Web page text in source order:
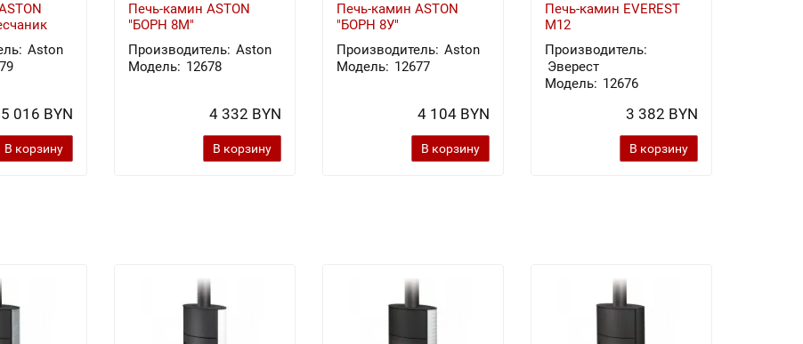
Aston
5 016 BYN
В корзину
Печь-камин ASTON
"БОРН 8М"
Производитель: Aston
Модель: 12678
4 332 BYN
В корзину
Печь-камин ASTON
"БОРН 8У"
Производитель: Aston
Модель: 12677
4 104 BYN
В корзину
Печь-камин EVEREST
M12
Производитель:
Эверест
Модель: 12676
3 382 BYN
В корзину